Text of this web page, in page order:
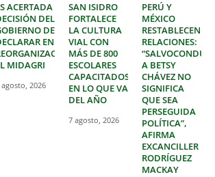
ACERTADA
DEL
DE
EN
MIDAGRI
agosto, 2026
SAN ISIDRO
FORTALECE
LA CULTURA
VIAL CON
MÁS DE 800
ESCOLARES
CAPACITADOS
EN LO QUE VA
DEL AÑO
7 agosto, 2026
PERÚ Y
MÉXICO
RESTABLECEN
RELACIONES:
A BETSY
CHÁVEZ NO
SIGNIFICA
QUE SEA
PERSEGUIDA
POLÍTICA”,
AFIRMA
EXCANCILLER
RODRÍGUEZ
MACKAY